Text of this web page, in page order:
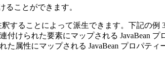
ことができます。
釈することによって派生できます。下記の例
けられた要素にマップされる JavaBean プ
属性にマップされる JavaBean プロパティ